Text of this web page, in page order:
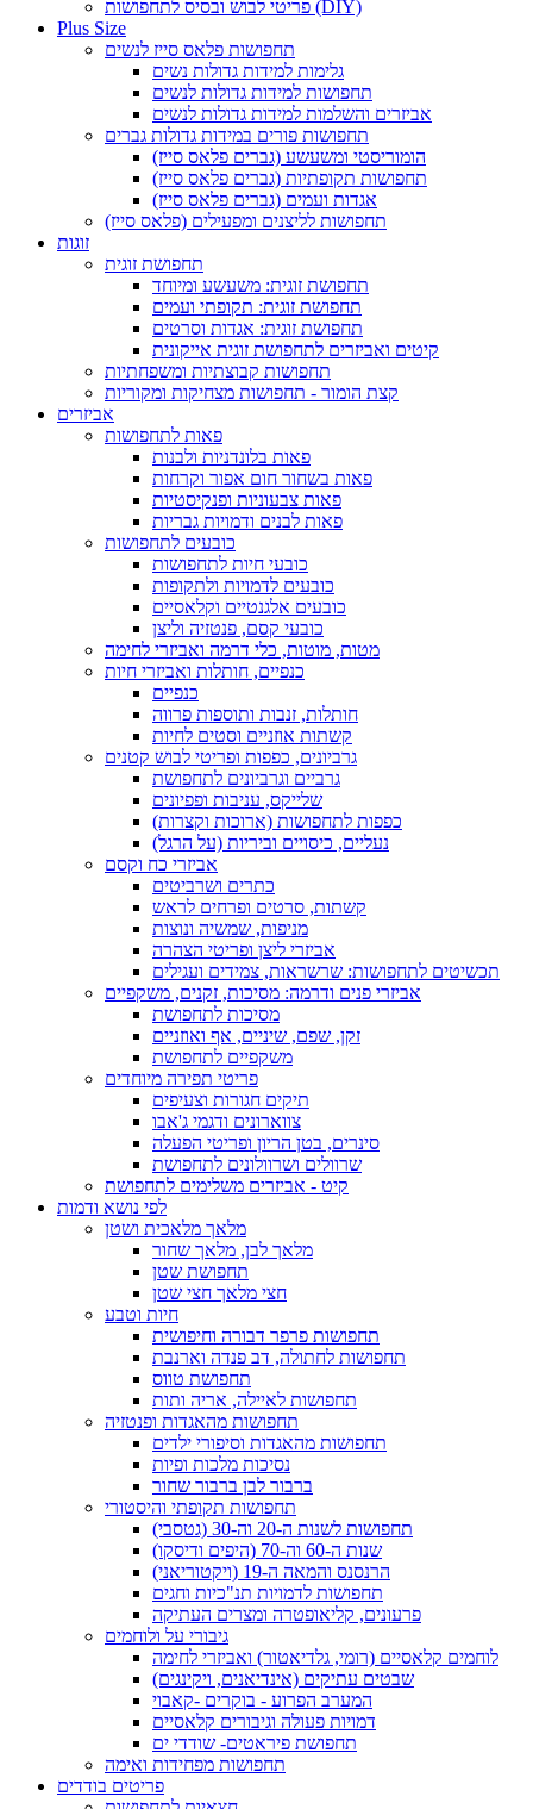
פריטי לבוש ובסיס לתחפושות (DIY)
Plus Size
תחפושות פלאס סייז לנשים
גלימות למידות גדולות נשים
תחפושות למידות גדולות לנשים
אביזרים והשלמות למידות גדולות לנשים
תחפושות פורים במידות גדולות גברים
הומוריסטי ומשעשע (גברים פלאס סייז)
תחפושות תקופתיות (גברים פלאס סייז)
אגדות ועמים (גברים פלאס סייז)
תחפושות לליצנים ומפעילים (פלאס סייז)
זוגות
תחפושת זוגית
תחפושת זוגית: משעשע ומיוחד
תחפושת זוגית: תקופתי ועמים
תחפושת זוגית: אגדות וסרטים
קיטים ואביזרים לתחפושת זוגית אייקונית
תחפושות קבוצתיות ומשפחתיות
קצת הומור - תחפושות מצחיקות ומקוריות
אביזרים
פאות לתחפושות
פאות בלונדניות ולבנות
פאות בשחור חום אפור וקרחות
פאות צבעוניות ופנקיסטיות
פאות לבנים ודמויות גבריות
כובעים לתחפושות
כובעי חיות לתחפושות
כובעים לדמויות ולתקופות
כובעים אלגנטיים וקלאסיים
כובעי קסם, פנטזיה וליצן
מטות, מוטות, כלי דרמה ואביזרי לחימה
כנפיים, חותלות ואביזרי חיות
כנפיים
חותלות, זנבות ותוספות פרווה
קשתות אוזניים וסטים לחיות
גרביונים, כפפות ופריטי לבוש קטנים
גרביים וגרביונים לתחפושת
שלייקס, עניבות ופפיונים
כפפות לתחפושות (ארוכות וקצרות)
נעליים, כיסויים וביריות (על הרגל)
אביזרי כח וקסם
כתרים ושרביטים
קשתות, סרטים ופרחים לראש
מניפות, שמשיה ונוצות
אביזרי ליצן ופריטי הצהרה
תכשיטים לתחפושות: שרשראות, צמידים ועגילים
אביזרי פנים ודרמה: מסיכות, זקנים, משקפיים
מסיכות לתחפושת
זקן, שפם, שיניים, אף ואוזניים
משקפיים לתחפושת
פריטי תפירה מיוחדים
תיקים חגורות וצעיפים
צווארונים ודגמי ג'אבו
סינרים, בטן הריון ופריטי הפעלה
שרוולים ושרוולונים לתחפושת
קיט - אביזרים משלימים לתחפושת
לפי נושא ודמות
מלאך מלאכית ושטן
מלאך לבן, מלאך שחור
תחפושת שטן
חצי מלאך חצי שטן
חיות וטבע
תחפושות פרפר דבורה וחיפושית
תחפושות לחתולה, דב פנדה וארנבת
תחפושת טווס
תחפושות לאיילה, אריה ותות
תחפושות מהאגדות ופנטזיה
תחפושות מהאגדות וסיפורי ילדים
נסיכות מלכות ופיות
ברבור לבן ברבור שחור
תחפושות תקופתי והיסטורי
תחפושות לשנות ה-20 וה-30 (גטסבי)
שנות ה-60 וה-70 (היפים ודיסקו)
הרנסנס והמאה ה-19 (ויקטוריאני)
תחפושות לדמויות תנ"כיות וחגים
פרעונים, קליאופטרה ומצרים העתיקה
גיבורי על ולוחמים
לוחמים קלאסיים (רומי, גלדיאטור) ואביזרי לחימה
שבטים עתיקים (אינדיאנים, ויקינגים)
המערב הפרוע - בוקרים -קאבוי
דמויות פעולה וגיבורים קלאסיים
תחפושת פיראטים- שודדי ים
תחפושות מפחידות ואימה
פריטים בודדים